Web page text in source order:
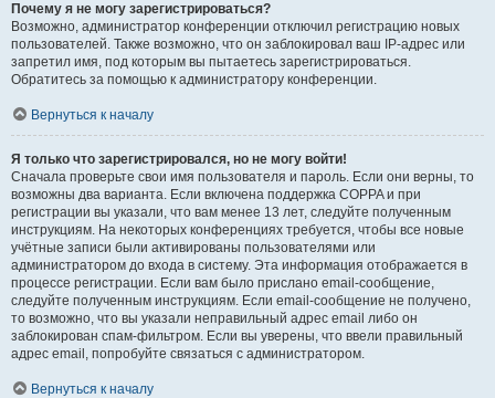
Почему я не могу зарегистрироваться?
Возможно, администратор конференции отключил регистрацию новых
пользователей. Также возможно, что он заблокировал ваш IP-адрес или
запретил имя, под которым вы пытаетесь зарегистрироваться.
Обратитесь за помощью к администратору конференции.
Вернуться к началу
Я только что зарегистрировался, но не могу войти!
Сначала проверьте свои имя пользователя и пароль. Если они верны, то
возможны два варианта. Если включена поддержка COPPA и при
регистрации вы указали, что вам менее 13 лет, следуйте полученным
инструкциям. На некоторых конференциях требуется, чтобы все новые
учётные записи были активированы пользователями или
администратором до входа в систему. Эта информация отображается в
процессе регистрации. Если вам было прислано email-сообщение,
следуйте полученным инструкциям. Если email-сообщение не получено,
то возможно, что вы указали неправильный адрес email либо он
заблокирован спам-фильтром. Если вы уверены, что ввели правильный
адрес email, попробуйте связаться с администратором.
Вернуться к началу